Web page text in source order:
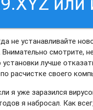
не устанавливайте
Внимательно смотрите,
установки лучше
расчистке своего
я уже заразился
я набросал. Как